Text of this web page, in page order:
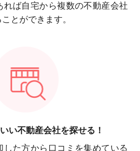
れば自宅から複数の不動産会社
とができます。
いい不動産会社を探せる！
た方から口コミを集めている